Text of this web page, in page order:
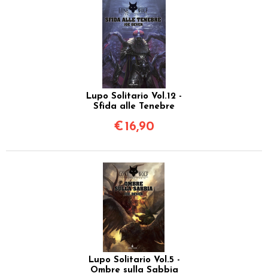
Lupo Solitario Vol.12 -
Sfida alle Tenebre
€ 16,90
Lupo Solitario Vol.5 -
Ombre sulla Sabbia